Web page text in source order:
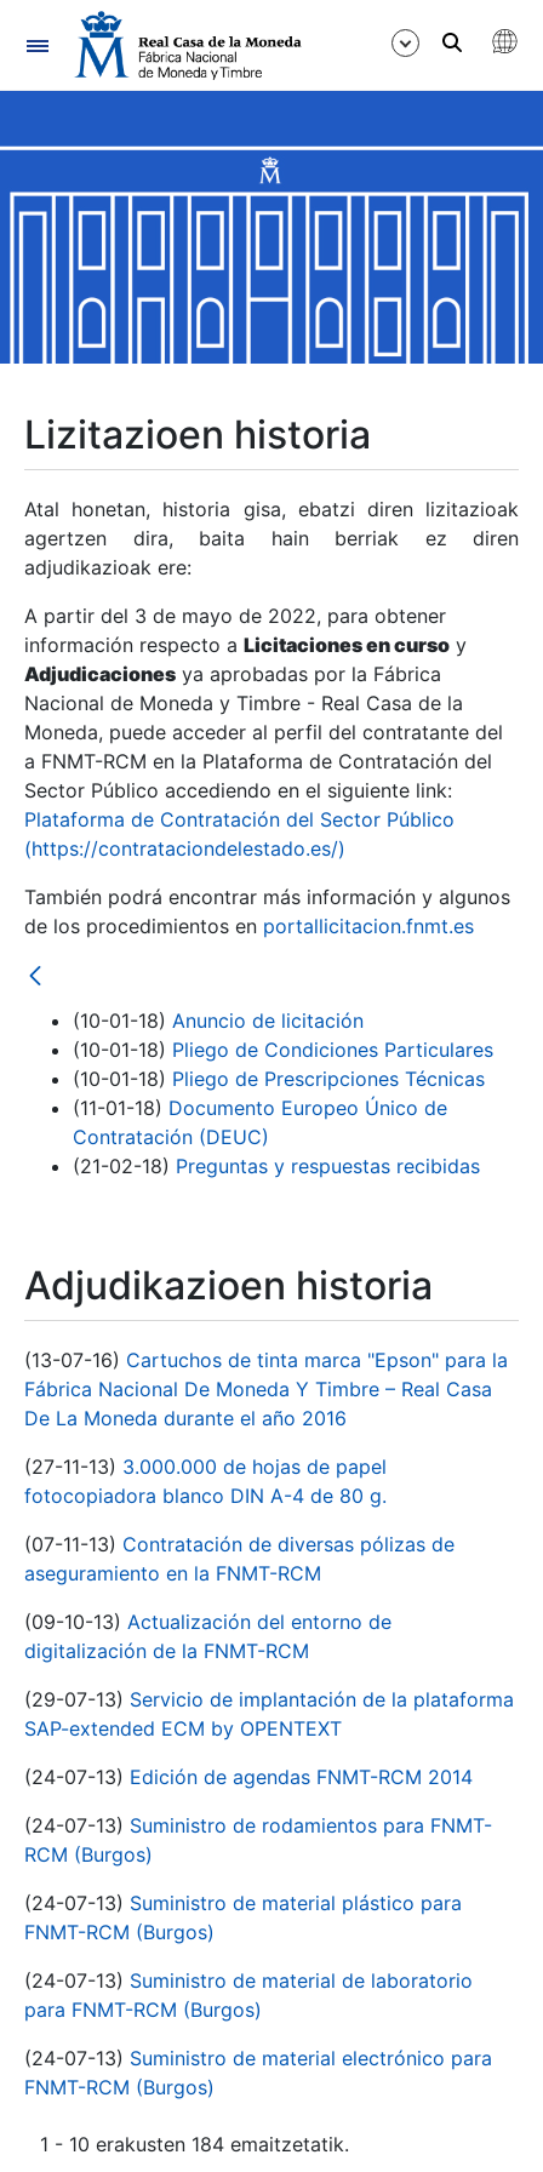
Nabigazioa
Erakutsi/Ezkutatu
Erakutsi/Ezkutatu
Erakutsi/Ezkutatu
Erakutsi/Ezkutatu
Erakutsi/Ezkutatu
Erakutsi/Ezkutatu
Erakutsi/Ezkutatu
Erakutsi/Ezkutatu
Lizitazioen historia
Atal honetan, historia gisa, ebatzi diren lizitazioak
agertzen dira, baita hain berriak ez diren
adjudikazioak ere:
A partir del 3 de mayo de 2022, para obtener
información respecto a Licitaciones en curso y
Adjudicaciones ya aprobadas por la Fábrica
Nacional de Moneda y Timbre - Real Casa de la
Moneda, puede acceder al perfil del contratante del
a FNMT-RCM en la Plataforma de Contratación del
Sector Público accediendo en el siguiente link:
Plataforma de Contratación del Sector Público
(https://contrataciondelestado.es/)
También podrá encontrar más información y algunos
de los procedimientos en portallicitacion.fnmt.es
(10-01-18) Anuncio de licitación
(10-01-18) Pliego de Condiciones Particulares
(10-01-18) Pliego de Prescripciones Técnicas
(11-01-18) Documento Europeo Único de
Contratación (DEUC)
(21-02-18) Preguntas y respuestas recibidas
Adjudikazioen historia
(13-07-16) Cartuchos de tinta marca "Epson" para la
Fábrica Nacional De Moneda Y Timbre – Real Casa
De La Moneda durante el año 2016
(27-11-13) 3.000.000 de hojas de papel
fotocopiadora blanco DIN A-4 de 80 g.
(07-11-13) Contratación de diversas pólizas de
aseguramiento en la FNMT-RCM
(09-10-13) Actualización del entorno de
digitalización de la FNMT-RCM
(29-07-13) Servicio de implantación de la plataforma
SAP-extended ECM by OPENTEXT
(24-07-13) Edición de agendas FNMT-RCM 2014
(24-07-13) Suministro de rodamientos para FNMT-
RCM (Burgos)
(24-07-13) Suministro de material plástico para
FNMT-RCM (Burgos)
(24-07-13) Suministro de material de laboratorio
para FNMT-RCM (Burgos)
(24-07-13) Suministro de material electrónico para
FNMT-RCM (Burgos)
1 - 10 erakusten 184 emaitzetatik.